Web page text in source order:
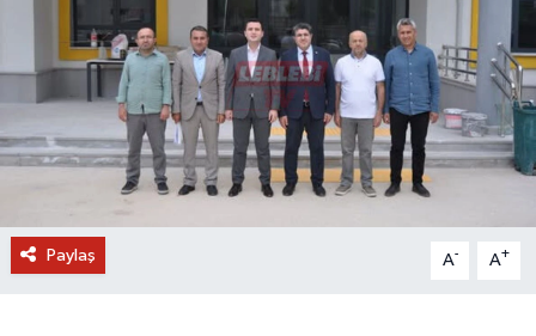
Paylaş A- A+